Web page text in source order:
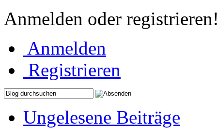
Anmelden oder
Anmelden
Registrieren
Ungelesene Beiträge